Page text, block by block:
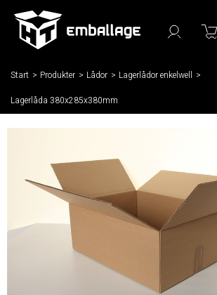
Start / Produkter / Lådor / Lagerlådor enkelwell /
Lagerlåda 380x285x380mm